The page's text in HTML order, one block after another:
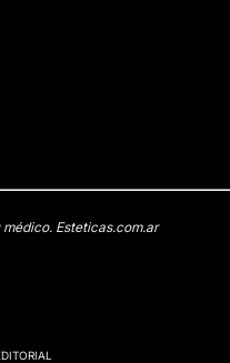
Esteticas.com.ar